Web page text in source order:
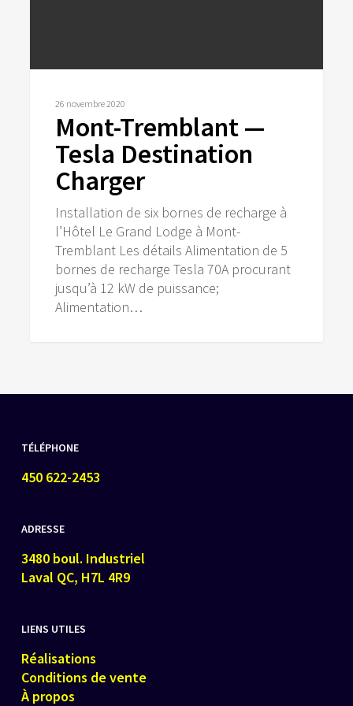
26 novembre 2020
Mont-Tremblant —
Tesla Destination
Charger
Installation de six bornes de recharge à
l’Hôtel Le Grand Lodge à Mont-
Tremblant Les détails Alimentation de 5
bornes de recharge Tesla 70A procurant
jusqu’à 12 kW de puissance;
Alimentation…
TÉLÉPHONE
450 622-2453
ADRESSE
3480 boul. Industriel
Laval QC, H7L 4R9
LIENS UTILES
Réalisations
Conditions de vente
À propos